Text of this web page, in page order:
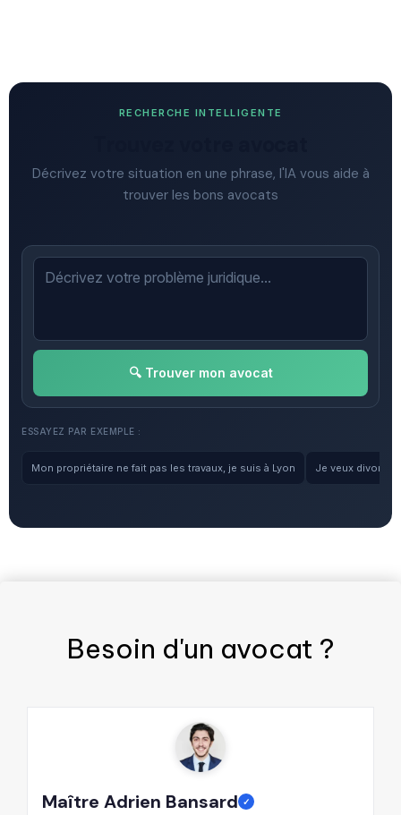
RECHERCHE INTELLIGENTE
Décrivez votre situation en une phrase, l'IA vous aide à
trouver les bons avocats
🔍 Trouver mon avocat
ESSAYEZ PAR EXEMPLE :
Mon propriétaire ne fait pas les travaux, je suis à Lyon Je veux
Besoin d'un avocat ?
Maître Adrien Bansard ✓